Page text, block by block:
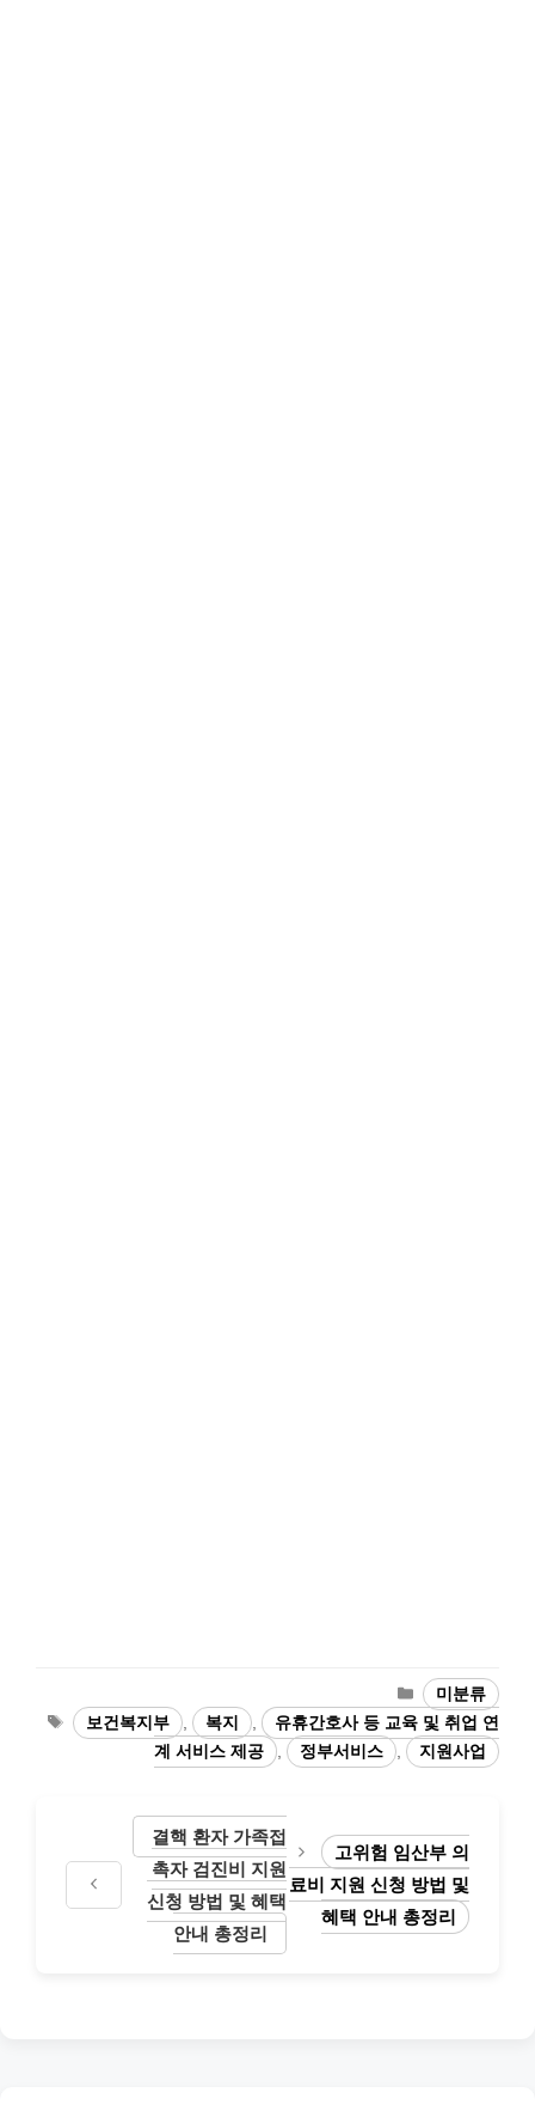
카
테
고
리
미분류
태
그
보건복지부 복지
유휴간호사 등 교육 및 취업 연
계 서비스 제공
정부서비스 지원사업
결핵 환자 가족접
촉자 검진비 지원
신청 방법 및 혜택
안내 총정리
고위험 임산부 의
료비 지원 신청 방법 및
혜택 안내 총정리